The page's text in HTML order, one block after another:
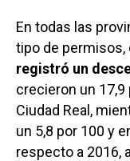
En todas las
tipo de permisos,
registró un
crecieron un 17,9
Ciudad Real,
un 5,8 por 100 y
respecto a 2016,